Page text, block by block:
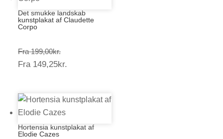
Det smukke landskab
kunstplakat af Claudette
Corpo
Fra 199,00kr.Prisinterval:
199,00kr.
Fra 149,25kr.
Hortensia kunstplakat af
Elodie Cazes